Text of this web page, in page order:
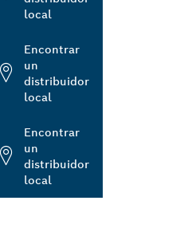
local
Encontrar
un
distribuidor
local
Encontrar
un
distribuidor
local